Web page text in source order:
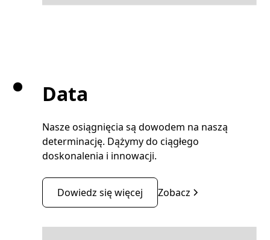
Data
Nasze osiągnięcia są dowodem na naszą
determinację. Dążymy do ciągłego
doskonalenia i innowacji.
Dowiedz się więcej Zobacz